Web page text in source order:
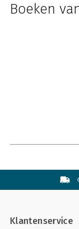
Boeken
Klantenservice